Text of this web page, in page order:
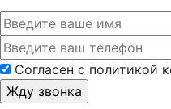
Cогласен с политикой